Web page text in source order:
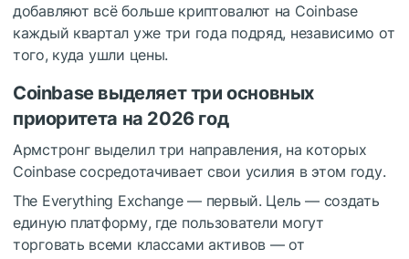
добавляют всё больше криптовалют на Coinbase
каждый квартал уже три года подряд, независимо от
того, куда ушли цены.
Coinbase выделяет три основных
приоритета на 2026 год
Армстронг выделил три направления, на которых
Coinbase сосредотачивает свои усилия в этом году.
The Everything Exchange — первый. Цель — создать
единую платформу, где пользователи могут
торговать всеми классами активов — от